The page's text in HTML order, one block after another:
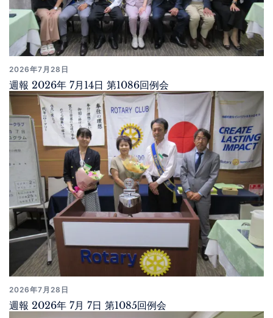
2026年7月28日
週報 2026年 7月14日 第1086回例会
2026年7月28日
週報 2026年 7月 7日 第1085回例会